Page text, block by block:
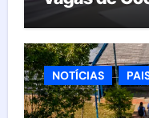
Diretor
NOTÍCIAS